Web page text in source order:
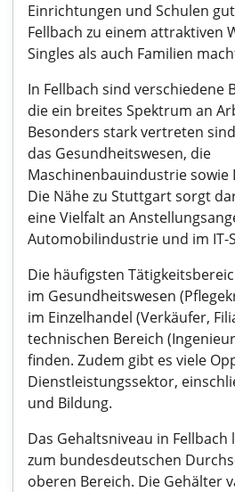
Einrichtungen und Schulen
Fellbach zu einem attraktiven
Singles als auch Familien
In Fellbach sind verschiedene
die ein breites Spektrum an
Besonders stark vertreten
das Gesundheitswesen, die
Maschinenbauindustrie sowie
Die Nähe zu Stuttgart sorgt
eine Vielfalt an
Automobilindustrie und im IT-
Die häufigsten
im Gesundheitswesen
im Einzelhandel (Verkäufer,
technischen Bereich
finden. Zudem gibt es viele
Dienstleistungssektor,
und Bildung.
Das Gehaltsniveau in Fellbach
zum bundesdeutschen
oberen Bereich. Die Gehälter